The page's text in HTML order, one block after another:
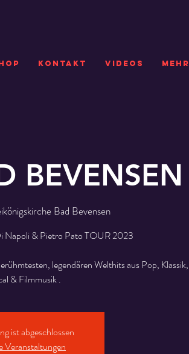
Kontakt VIDEOS Mehr
BEVENSEN
Bad Bevensen
& Pietro Pato TOUR 2023
legendären Welthits aus Pop, Klassik,
& Filmmusik .
ist abgeschlossen
Veranstaltungen